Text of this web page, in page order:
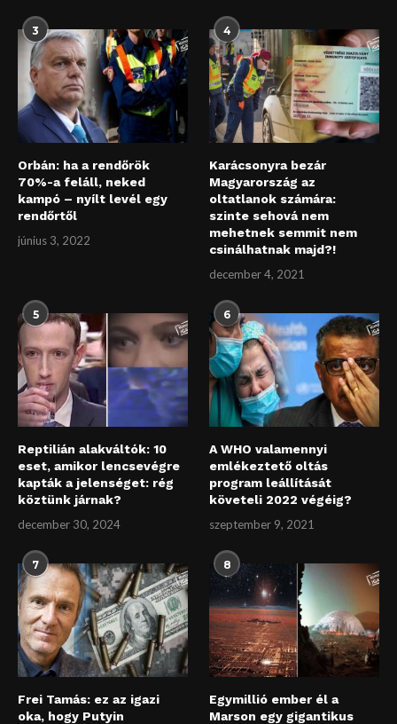
3
Orbán: ha a rendőrök
70%-a feláll, neked
kampó – nyílt levél egy
rendőrtől
június 3, 2022
4
Karácsonyra bezár
Magyarország az
oltatlanok számára:
szinte sehová nem
mehetnek semmit nem
csinálhatnak majd?!
december 4, 2021
5
Reptilián alakváltók: 10
eset, amikor lencsevégre
kapták a jelenséget: rég
köztünk járnak?
december 30, 2024
6
A WHO valamennyi
emlékeztető oltás
program leállítását
követeli 2022 végéig?
szeptember 9, 2021
7
Frei Tamás: ez az igazi
oka, hogy Putyin
8
Egymillió ember él a
Marson egy gigantikus